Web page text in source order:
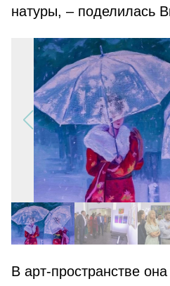
натуры, – поделилась
В арт-пространстве